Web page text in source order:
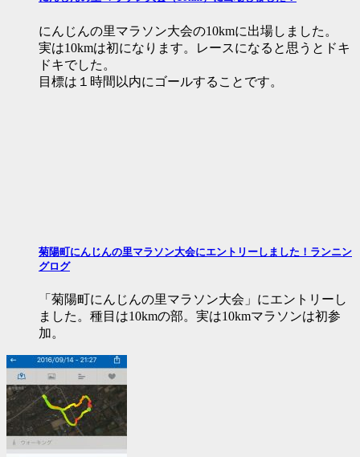
にんじんの里マラソン大会の10kmに出場しました。
実は10kmは初になります。レースになると思うとドキ
ドキでした。
目標は１時間以内にゴールすることです。
菊陽町にんじんの里マラソン大会にエントリーしました！ランニン
グログ
「菊陽町にんじんの里マラソン大会」にエントリーし
ました。種目は10kmの部。実は10kmマラソンは初参
加。